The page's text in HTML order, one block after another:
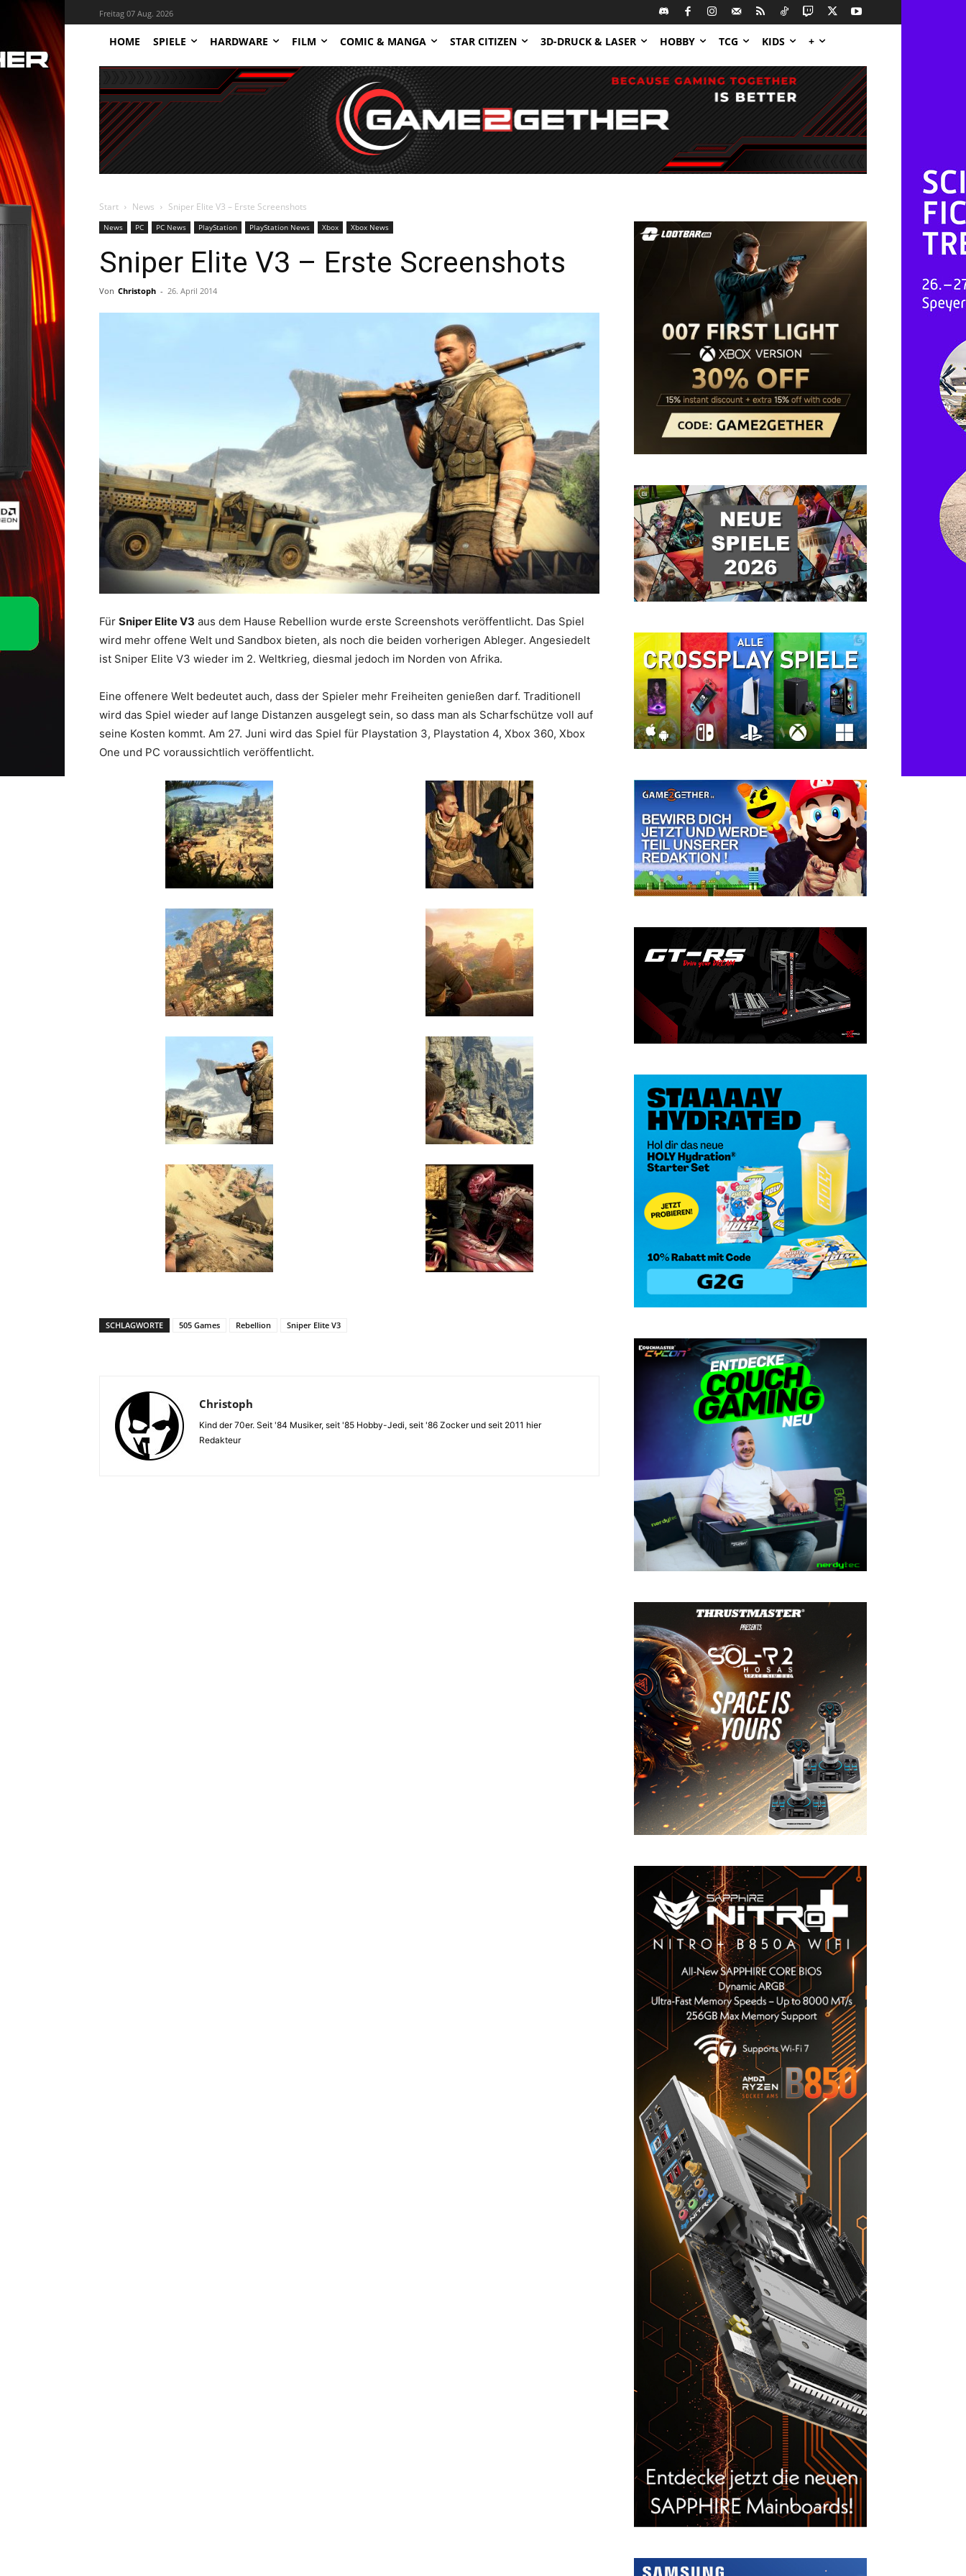
Freitag 07 Aug. 2026
HOME SPIELE HARDWARE FILM COMIC & MANGA STAR CITIZEN 3D-DRUCK & LASER HOBBY TCG KIDS +
Start News Sniper Elite V3 – Erste Screenshots
News PC PC News PlayStation PlayStation News Xbox Xbox News
Sniper Elite V3 – Erste Screenshots
Von Christoph - 26. April 2014
Für Sniper Elite V3 aus dem Hause Rebellion wurde erste Screenshots veröffentlicht. Das Spiel
wird mehr offene Welt und Sandbox bieten, als noch die beiden vorherigen Ableger. Angesiedelt
ist Sniper Elite V3 wieder im 2. Weltkrieg, diesmal jedoch im Norden von Afrika.
Eine offenere Welt bedeutet auch, dass der Spieler mehr Freiheiten genießen darf. Traditionell
wird das Spiel wieder auf lange Distanzen ausgelegt sein, so dass man als Scharfschütze voll auf
seine Kosten kommt. Am 27. Juni wird das Spiel für Playstation 3, Playstation 4, Xbox 360, Xbox
One und PC voraussichtlich veröffentlicht.
SCHLAGWORTE 505 Games Rebellion Sniper Elite V3
Christoph
Kind der 70er. Seit '84 Musiker, seit '85 Hobby-Jedi, seit '86 Zocker und seit 2011 hier
Redakteur